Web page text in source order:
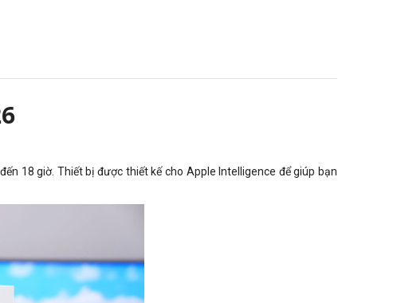
18 giờ. Thiết bị được thiết kế cho Apple Intelligence để giúp bạn